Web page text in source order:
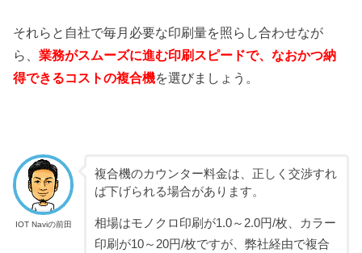
それらと自社で毎月必要な印刷量を照らし合わせなが
ら、業務がスムーズに進む印刷スピードで、なおかつ納
得できるコストの複合機を選びましょう。
IOT Naviの前田
複合機のカウンター料金は、正しく交渉すれ
ば下げられる場合があります。
相場はモノクロ印刷が1.0～2.0円/枚、カラー
印刷が10～20円/枚ですが、弊社経由で複合